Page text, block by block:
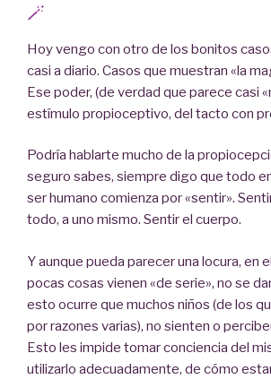
🪄
Hoy vengo con otro de los bonitos
casi a diario. Casos que muestran «la
Ese poder, (de verdad que parece casi
estímulo propioceptivo, del tacto con
Podría hablarte mucho de la
seguro sabes, siempre digo que todo
ser humano comienza por «sentir».
todo, a uno mismo. Sentir el cuerpo.
Y aunque pueda parecer una locura, en
pocas cosas vienen «de serie», no se
esto ocurre que muchos niños (de los
por razones varias), no sienten o
Esto les impide tomar conciencia del
utilizarlo adecuadamente, de cómo